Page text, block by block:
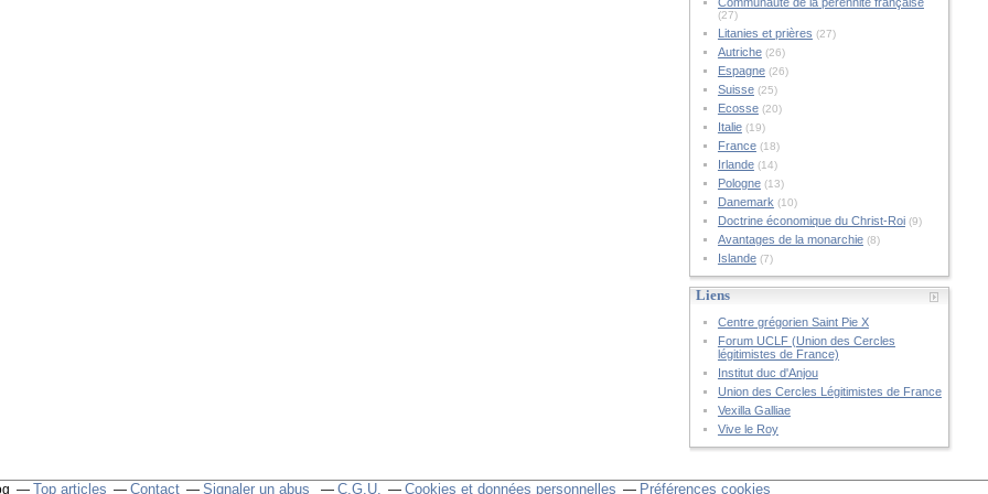
(27)
Litanies et prières (27)
Autriche(26)
Espagne(26)
Suisse(25)
Ecosse(20)
Italie(19)
France(18)
Irlande(14)
Pologne(13)
Danemark (10)
Doctrine économique du Christ-Roi(9)
Avantages de la monarchie(8)
Islande(7)
Liens
Centre grégorien Saint Pie X
Forum UCLF (Union des Cercles
légitimistes de France)
Institut duc d'Anjou
Union des Cercles Légitimistes de France
Vexilla Galliae
Vive le Roy
Top articles Contact Signaler un abus C.G.U. Cookies et données personnelles Préférences cookies